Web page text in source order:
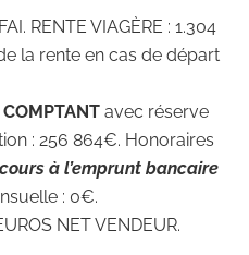
RENTE VIAGÈRE : 1.304
la rente en cas de départ
COMPTANT avec réserve
: 256 864€. Honoraires
à l’emprunt bancaire
: 0€.
NET VENDEUR.